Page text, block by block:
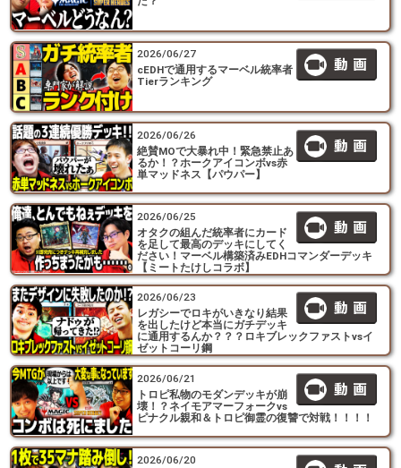
2026/06/27
cEDHで通用するマーベル統率者
Tierランキング
2026/06/26
絶賛MOで大暴れ中！緊急禁止あ
るか！？ホークアイコンボvs赤
単マッドネス【パウパー】
2026/06/25
オタクの組んだ統率者にカード
を足して最高のデッキにしてく
ださい！マーベル構築済みEDHコマンダーデッキ
【ミートたけしコラボ】
2026/06/23
レガシーでロキがいきなり結果
を出したけど本当にガチデッキ
に通用するんか？？？ロキブレックファストvsイ
ゼットコーリ鋼
2026/06/21
トロピ私物のモダンデッキが崩
壊！？ネイモアマーフォークvs
ピナクル親和＆トロピ御霊の復讐で対戦！！！！
2026/06/20